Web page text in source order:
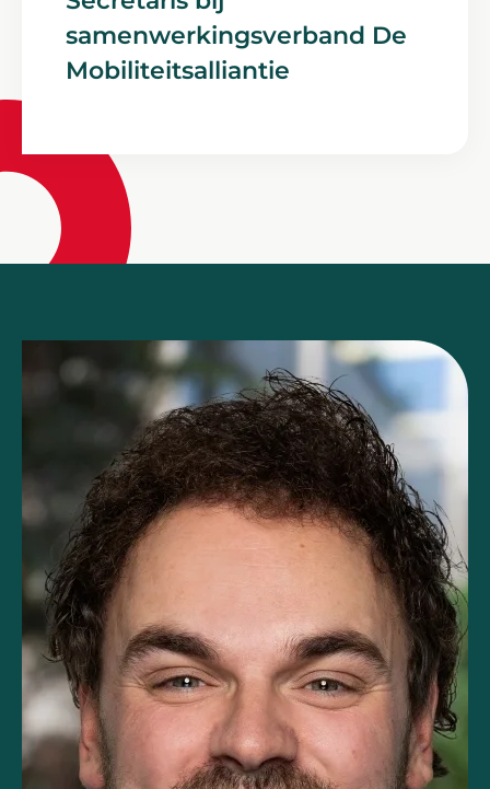
samenwerkingsverband De
Mobiliteitsalliantie